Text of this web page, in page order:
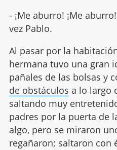
- ¡Me aburro! ¡Me
vez Pablo.
Al pasar por la
hermana tuvo una gran
pañales de las bolsas y
de obstáculos a lo largo
saltando muy
padres por la puerta de
algo, pero se miraron
regañaron; saltaron con